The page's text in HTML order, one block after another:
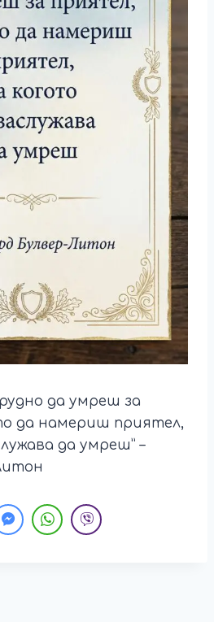
да умреш за
да намериш приятел,
да умреш” –